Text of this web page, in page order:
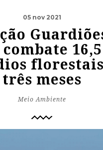
05 nov 2021
três meses
Meio Ambiente